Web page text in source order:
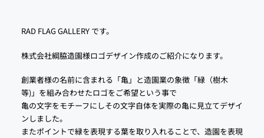
RAD FLAG GALLERY です。
株式会社綱脇造園様ロゴデザイン作成のご紹介になります。
創業者様の名前に含まれる「亀」と造園業の象徴「緑（樹木
等)」を組み合わせたロゴをご希望という事で
亀の文字をモチーフにしその文字自体を実際の亀に見立てデザイ
ンしました。
またポイントで緑を表現する葉を取り入れることで、造園を表現